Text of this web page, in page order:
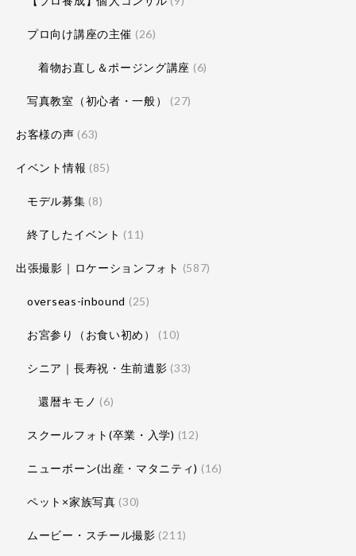
プロ向け講座の主催 (26)
着物お直し＆ポージング講座 (6)
写真教室（初心者・一般） (27)
お客様の声 (63)
イベント情報 (85)
モデル募集 (8)
終了したイベント (11)
出張撮影｜ロケーションフォト (587)
overseas-inbound (25)
お宮参り（お食い初め） (10)
シニア｜長寿祝・生前遺影 (33)
還暦キモノ (6)
スクールフォト(卒業・入学) (12)
ニューボーン(出産・マタニティ) (16)
ペット×家族写真 (30)
ムービー・スチール撮影 (211)